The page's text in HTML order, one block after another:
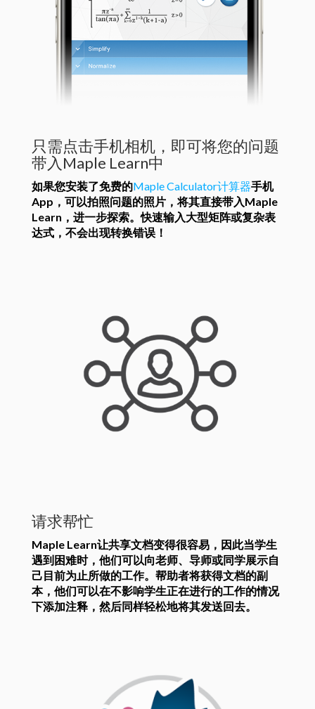
只需点击手机相机，即可将您的问题
带入Maple Learn中
如果您安装了免费的Maple Calculator计算器手机
App，可以拍照问题的照片，将其直接带入Maple
Learn，进一步探索。快速输入大型矩阵或复杂表
达式，不会出现转换错误！
请求帮忙
Maple Learn让共享文档变得很容易，因此当学生
遇到困难时，他们可以向老师、导师或同学展示自
己目前为止所做的工作。帮助者将获得文档的副
本，他们可以在不影响学生正在进行的工作的情况
下添加注释，然后同样轻松地将其发送回去。